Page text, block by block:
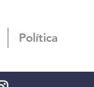
Política